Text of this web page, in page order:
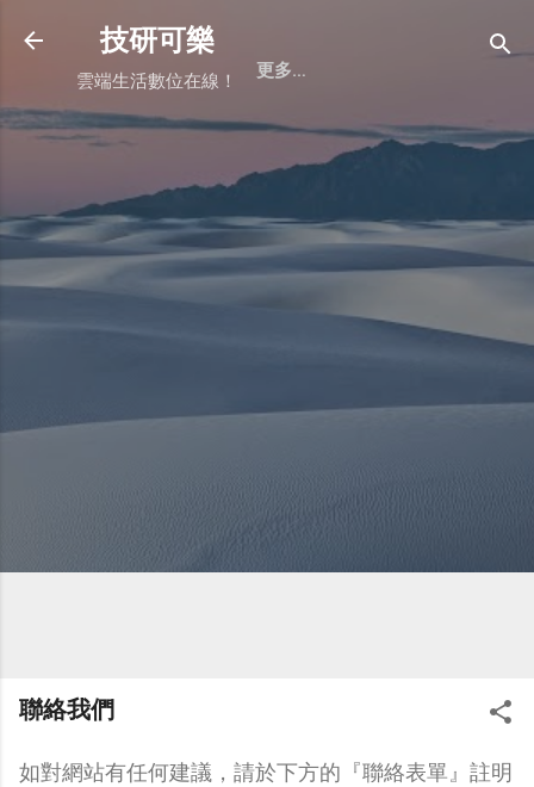
技研可樂
雲端生活數位在線！ 更多…
聯絡我們
如對網站有任何建議，請於下方的『聯絡表單』註明